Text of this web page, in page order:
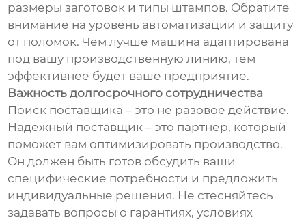
размеры заготовок и типы штампов. Обратите
внимание на уровень автоматизации и защиту
от поломок. Чем лучше машина адаптирована
под вашу производственную линию, тем
эффективнее будет ваше предприятие.
Важность долгосрочного сотрудничества
Поиск поставщика – это не разовое действие.
Надежный поставщик – это партнер, который
поможет вам оптимизировать производство.
Он должен быть готов обсудить ваши
специфические потребности и предложить
индивидуальные решения. Не стесняйтесь
задавать вопросы о гарантиях, условиях